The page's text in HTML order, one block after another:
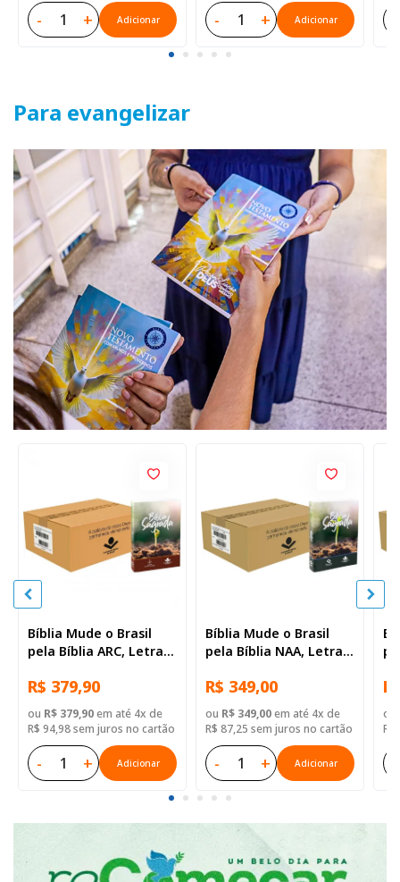
- + Adicionar - + Adicionar
Para evangelizar
Bíblia Mude o Brasil
pela Bíblia ARC, Letra
— 52 Biblias
R$ 379,90
ou R$ 379,90em até 4x de
R$ 94,98 sem juros no cartão
- + Adicionar
Bíblia Mude o Brasil
pela Bíblia NAA, Letra
— Mude Brasil
R$ 349,00
ou R$ 349,00em até 4x de
R$ 87,25 sem juros no cartão
- + Adicionar
—
ou
R$